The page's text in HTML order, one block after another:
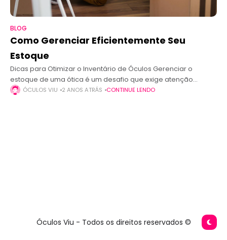
BLOG
Como Gerenciar Eficientemente Seu
Estoque
Dicas para Otimizar o Inventário de Óculos Gerenciar o
estoque de uma ótica é um desafio que exige atenção
constante e estratégias bem definidas. Um inventário bem
ÓCULOS VIU 2 ANOS ATRÁS CONTINUE LENDO
Óculos Viu - Todos os direitos reservados ©